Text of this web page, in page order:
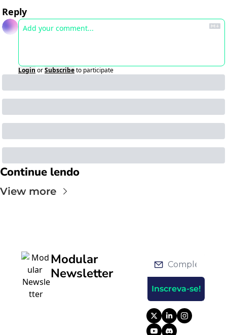
Reply
Login orSubscribeto participate
Continue lendo
View more
Modular
Newsletter
Inscreva-se!